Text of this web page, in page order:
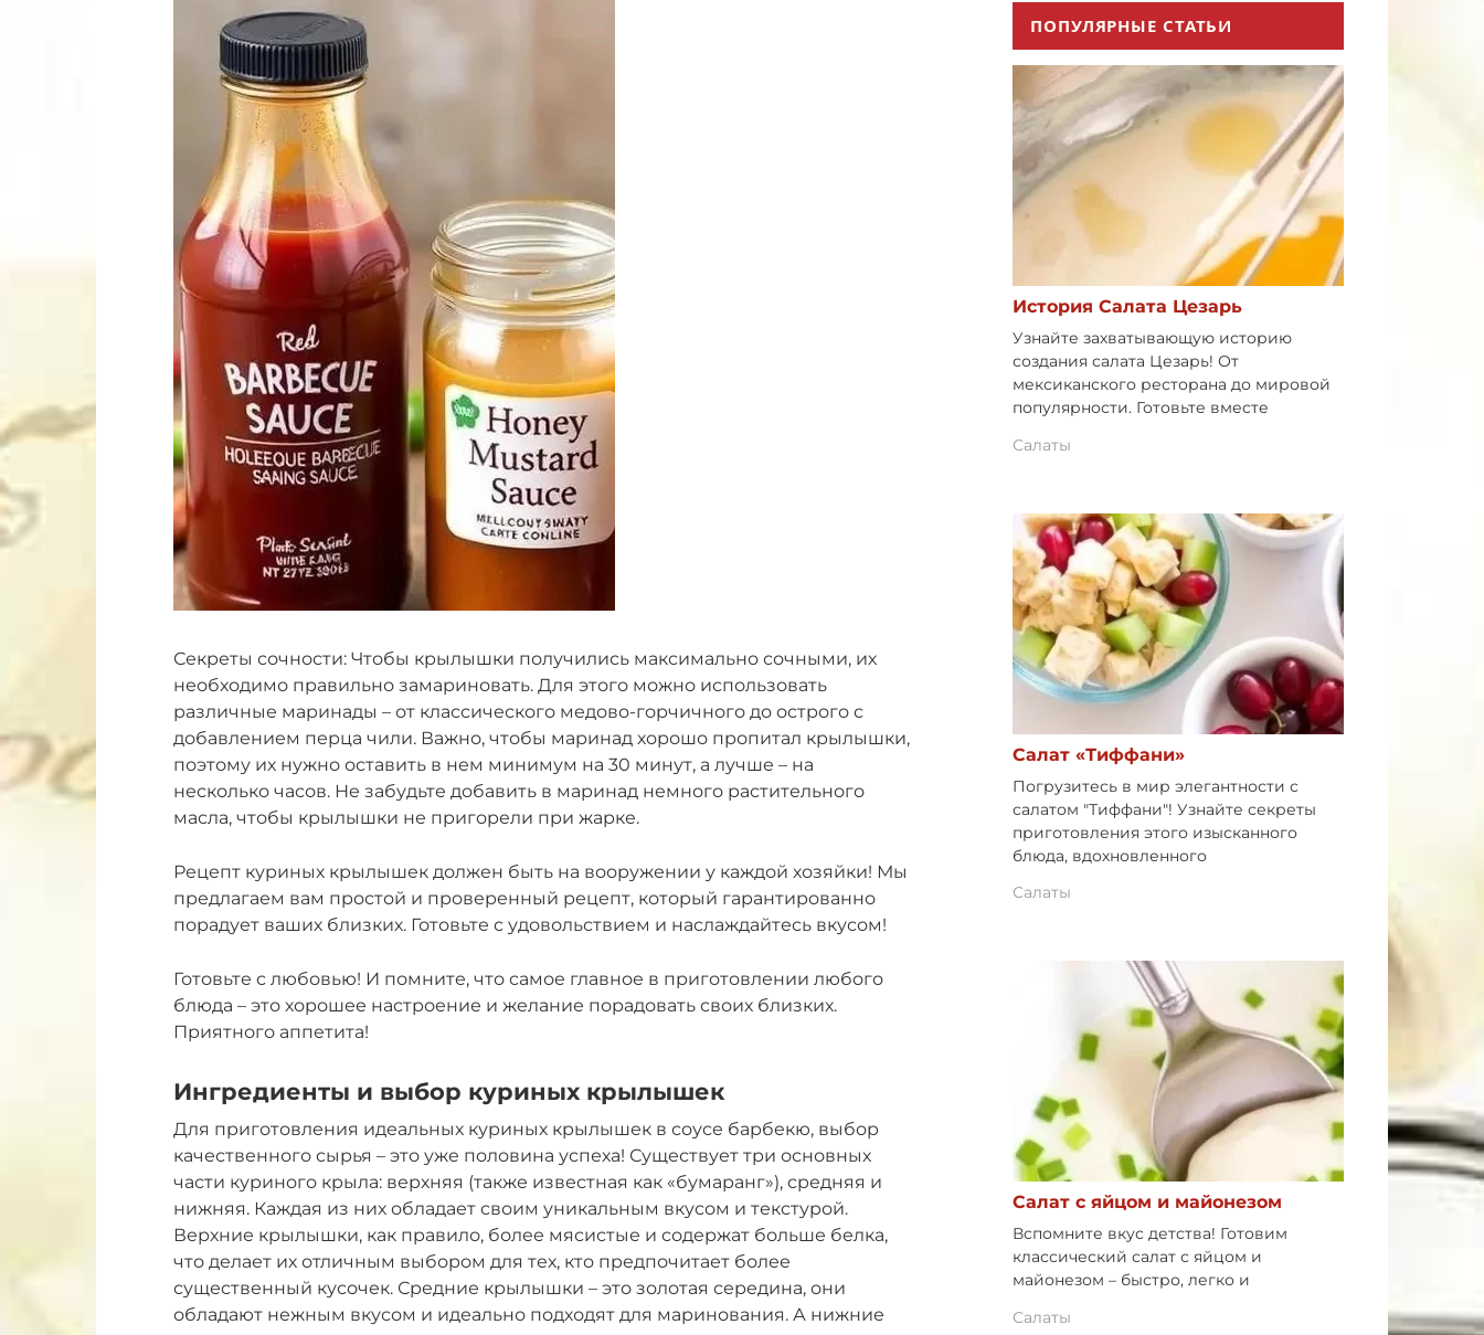
Секреты сочности: Чтобы крылышки получились максимально сочными, их
необходимо правильно замариновать. Для этого можно использовать
различные маринады – от классического медово-горчичного до острого с
добавлением перца чили. Важно, чтобы маринад хорошо пропитал крылышки,
поэтому их нужно оставить в нем минимум на 30 минут, а лучше – на
несколько часов. Не забудьте добавить в маринад немного растительного
масла, чтобы крылышки не пригорели при жарке.
Рецепт куриных крылышек должен быть на вооружении у каждой хозяйки! Мы
предлагаем вам простой и проверенный рецепт, который гарантированно
порадует ваших близких. Готовьте с удовольствием и наслаждайтесь вкусом!
Готовьте с любовью! И помните, что самое главное в приготовлении любого
блюда – это хорошее настроение и желание порадовать своих близких.
Приятного аппетита!
Ингредиенты и выбор куриных крылышек
Для приготовления идеальных куриных крылышек в соусе барбекю, выбор
качественного сырья – это уже половина успеха! Существует три основных
части куриного крыла: верхняя (также известная как «бумаранг»), средняя и
нижняя. Каждая из них обладает своим уникальным вкусом и текстурой.
Верхние крылышки, как правило, более мясистые и содержат больше белка,
что делает их отличным выбором для тех, кто предпочитает более
существенный кусочек. Средние крылышки – это золотая середина, они
обладают нежным вкусом и идеально подходят для маринования. А нижние
ПОПУЛЯРНЫЕ СТАТЬИ
История Салата Цезарь
Узнайте захватывающую историю
создания салата Цезарь! От
мексиканского ресторана до мировой
популярности. Готовьте вместе
Салаты
Салат «Тиффани»
Погрузитесь в мир элегантности с
салатом "Тиффани"! Узнайте секреты
приготовления этого изысканного
блюда, вдохновленного
Салаты
Салат с яйцом и майонезом
Вспомните вкус детства! Готовим
классический салат с яйцом и
майонезом – быстро, легко и
Салаты